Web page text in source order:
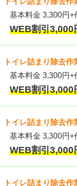
基本料金 3,300円+
WEB割引
トイレ詰まり除去
基本料金 3,300円+
WEB割引
トイレ詰まり除去
基本料金 3,300円+
WEB割引
トイレ詰まり除去